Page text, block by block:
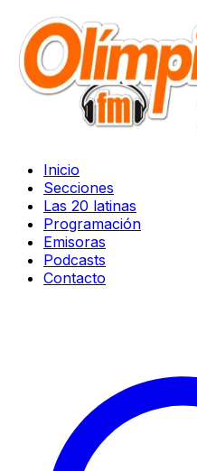
Inicio
Secciones
Las 20 latinas
Programación
Emisoras
Podcasts
Contacto